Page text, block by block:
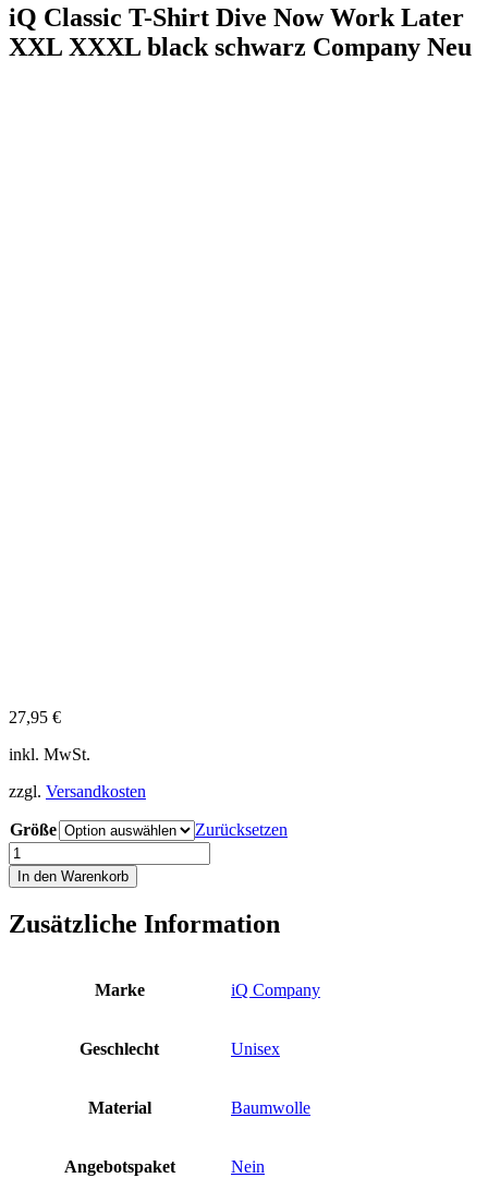
iQ Classic T-Shirt Dive Now Work Later
XXL XXXL black schwarz Company Neu
27,95 €
inkl. MwSt.
zzgl. Versandkosten
Größe
Zurücksetzen
iQ
Classic
T-
Dive
In den Warenkorb
Zusätzliche Information
Marke iQ Company
Geschlecht Unisex
Material Baumwolle
Angebotspaket Nein